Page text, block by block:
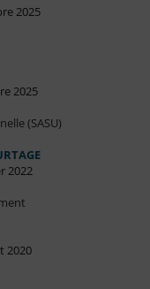
2025
2025
(SASU)
2022
2020